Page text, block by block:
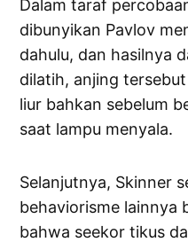
Dalam taraf
dibunyikan Pavlov
dahulu, dan hasilnya
dilatih, anjing
liur bahkan sebelum
saat lampu menyala.
Selanjutnya, Skinner
behaviorisme lainnya
bahwa seekor tikus